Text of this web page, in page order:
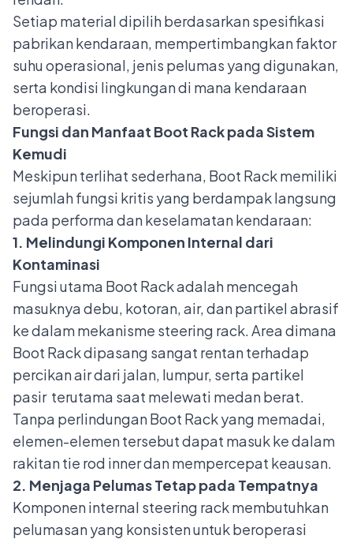
Setiap material dipilih berdasarkan spesifikasi
pabrikan kendaraan, mempertimbangkan faktor
suhu operasional, jenis pelumas yang digunakan,
serta kondisi lingkungan di mana kendaraan
beroperasi.
Fungsi dan Manfaat Boot Rack pada Sistem
Kemudi
Meskipun terlihat sederhana, Boot Rack memiliki
sejumlah fungsi kritis yang berdampak langsung
pada performa dan keselamatan kendaraan:
1. Melindungi Komponen Internal dari
Kontaminasi
Fungsi utama Boot Rack adalah mencegah
masuknya debu, kotoran, air, dan partikel abrasif
ke dalam mekanisme steering rack. Area dimana
Boot Rack dipasang sangat rentan terhadap
percikan air dari jalan, lumpur, serta partikel
pasir terutama saat melewati medan berat.
Tanpa perlindungan Boot Rack yang memadai,
elemen-elemen tersebut dapat masuk ke dalam
rakitan tie rod inner dan mempercepat keausan.
2. Menjaga Pelumas Tetap pada Tempatnya
Komponen internal steering rack membutuhkan
pelumasan yang konsisten untuk beroperasi